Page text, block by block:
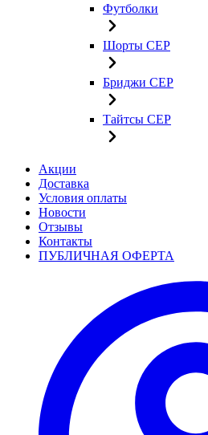
Футболки
Шорты CEP
Бриджи CEP
Тайтсы CEP
Акции
Доставка
Условия оплаты
Новости
Отзывы
Контакты
ПУБЛИЧНАЯ ОФЕРТА